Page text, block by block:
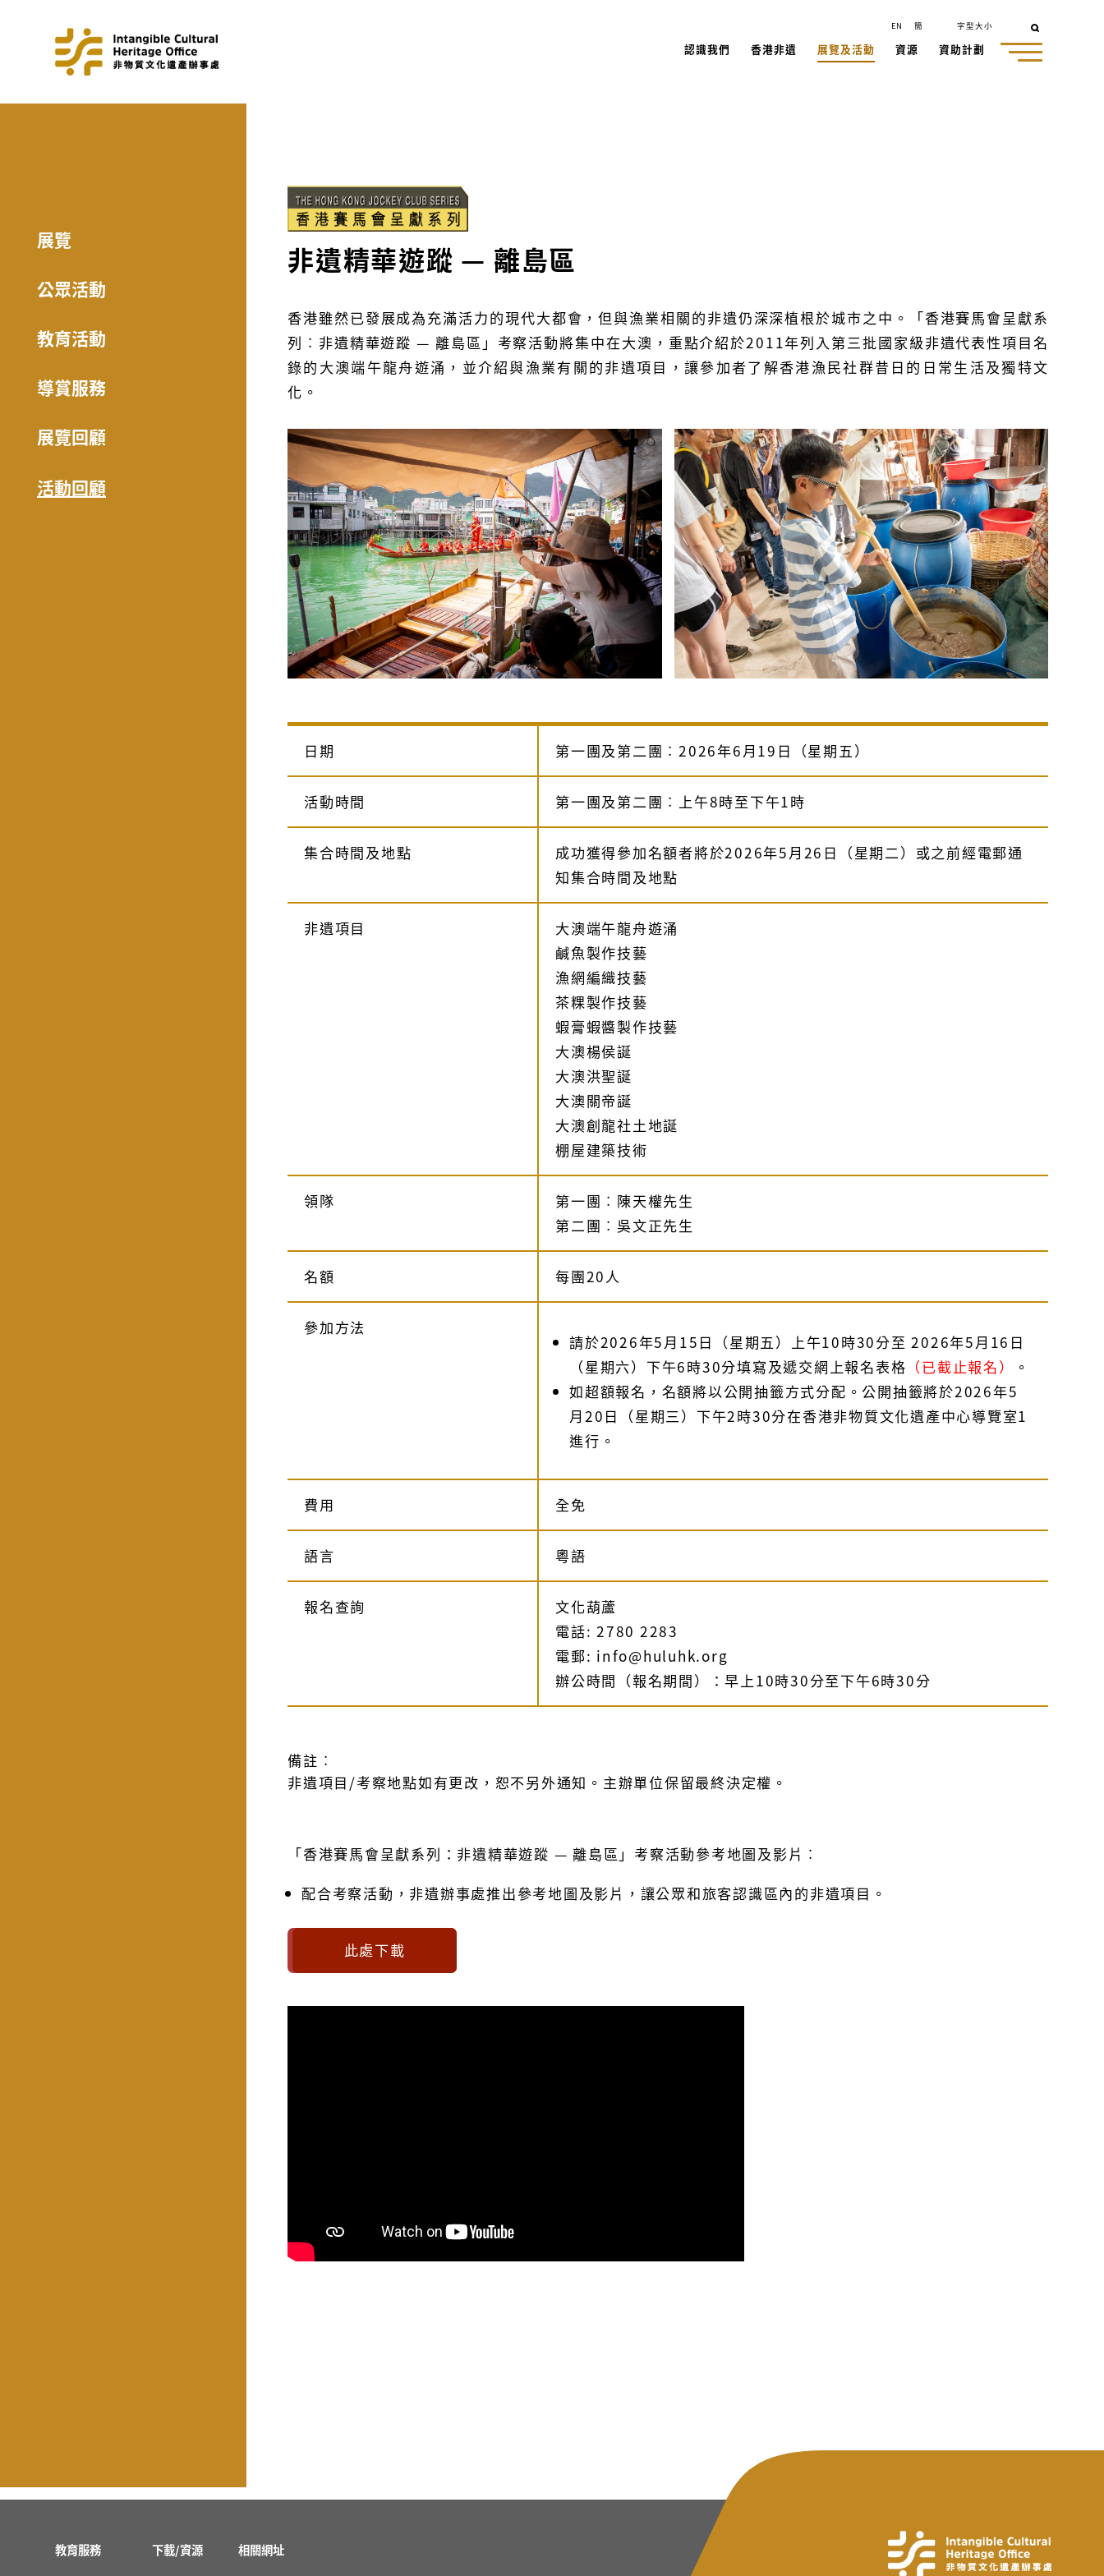
認識我們 香港非遺 展覽及活動 資源 資助計劃
EN 簡 字型大小
展覽
公眾活動
教育活動
導賞服務
展覽回顧
活動回顧
非遺精華遊蹤 — 離島區
香港雖然已發展成為充滿活力的現代大都會，但與漁業相關的非遺仍深深植根於城市之中。「香港賽馬會呈獻系
列︰非遺精華遊蹤 — 離島區」考察活動將集中在大澳，重點介紹於2011年列入第三批國家級非遺代表性項目名
錄的大澳端午龍舟遊涌，並介紹與漁業有關的非遺項目，讓參加者了解香港漁民社群昔日的日常生活及獨特文
化。
日期 第一團及第二團︰ 2026年6月 19 日（星期五）
活動時間 第一團及第二團︰上午8時至下午1時
集合時間及地點
成功獲得參加名額者將於2026年5月26日（星期二）或之前經電郵通
知集合時間及地點
非遺項目
大澳端午龍舟遊涌
鹹魚製作技藝
漁網編織技藝
茶粿製作技藝
蝦膏蝦醬製作技藝
大澳楊侯誕
大澳洪聖誕
大澳關帝誕
大澳創龍社土地誕
棚屋建築技術
領隊
第一團︰陳天權先生
第二團︰吳文正先生
名額 每團20人
參加方法
請於2026年5月15日（星期五）上午10時30分至 2026年5月16日
（星期六）下午6時30分填寫及遞交網上報名表格 （已截止報名）
。
如超額報名，名額將以公開抽籤方式分配。公開抽籤將於2026年5
月20日（星期三）下午2時30分在香港非物質文化遺產中心導覽室1
進行。
費用 全免
語言 粵語
報名查詢
文化葫蘆
電話: 2780 2283
電郵: info@huluhk.org
辦公時間（報名期間）：早上10時30分至下午6時30分
備註︰
非遺項目/考察地點如有更改，恕不另外通知。主辦單位保留最終決定權。
「香港賽馬會呈獻系列：非遺精華遊蹤 — 離島區」考察活動參考地圖及影片︰
配合考察活動，非遺辦事處推出參考地圖及影片，讓公眾和旅客認識區內的非遺項目。
此處下載
教育服務 下載/資源 相關網址